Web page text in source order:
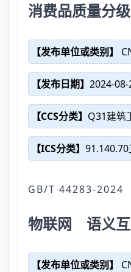
消费品质量分
【发布单位或类别】
【发布日期】 2024-
【CCS分类】 Q31建筑
【ICS分类】
GB/T 44283-2024
物联网 语义互
【发布单位或类别】